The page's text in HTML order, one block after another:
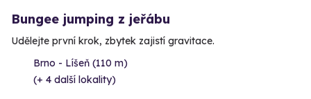
Bungee jumping z jeřábu
Udělejte první krok, zbytek zajistí gravitace.
Brno - Líšeň (110 m)
(+ 4 další lokality)